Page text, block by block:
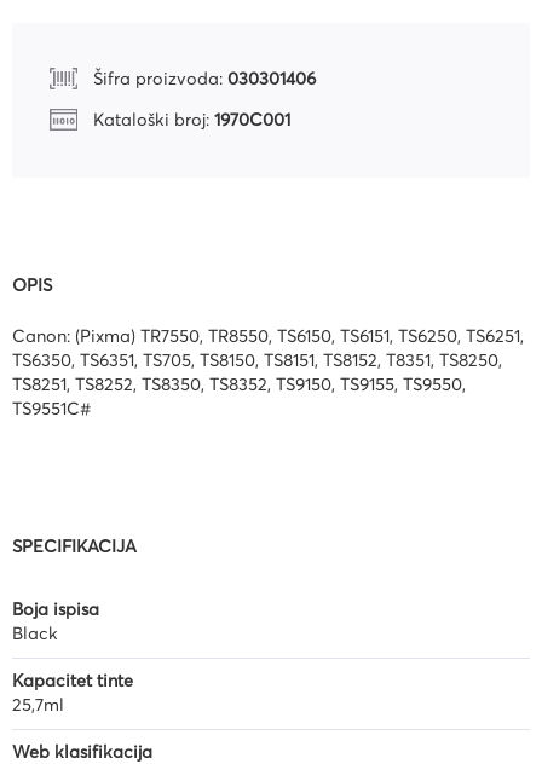
Šifra proizvoda: 030301406
Kataloški broj: 1970C001
OPIS
Canon: (Pixma) TR7550, TR8550, TS6150, TS6151, TS6250, TS6251,
TS6350, TS6351, TS705, TS8150, TS8151, TS8152, T8351, TS8250,
TS8251, TS8252, TS8350, TS8352, TS9150, TS9155, TS9550,
TS9551C#
SPECIFIKACIJA
Boja ispisa
Black
Kapacitet tinte
25,7ml
Web klasifikacija